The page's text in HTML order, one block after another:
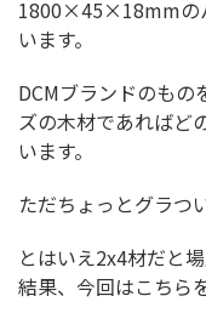
1800×45×18mmの
います。
DCMブランドのもの
ズの木材であればど
います。
ただちょっとグラつ
とはいえ2x4材だと
結果、今回はこちら